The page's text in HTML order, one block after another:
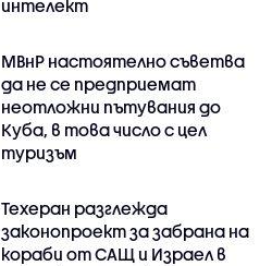
интелект
МВнР настоятелно съветва
да не се предприемат
неотложни пътувания до
Куба, в това число с цел
туризъм
Техеран разглежда
законопроект за забрана на
кораби от САЩ и Израел в